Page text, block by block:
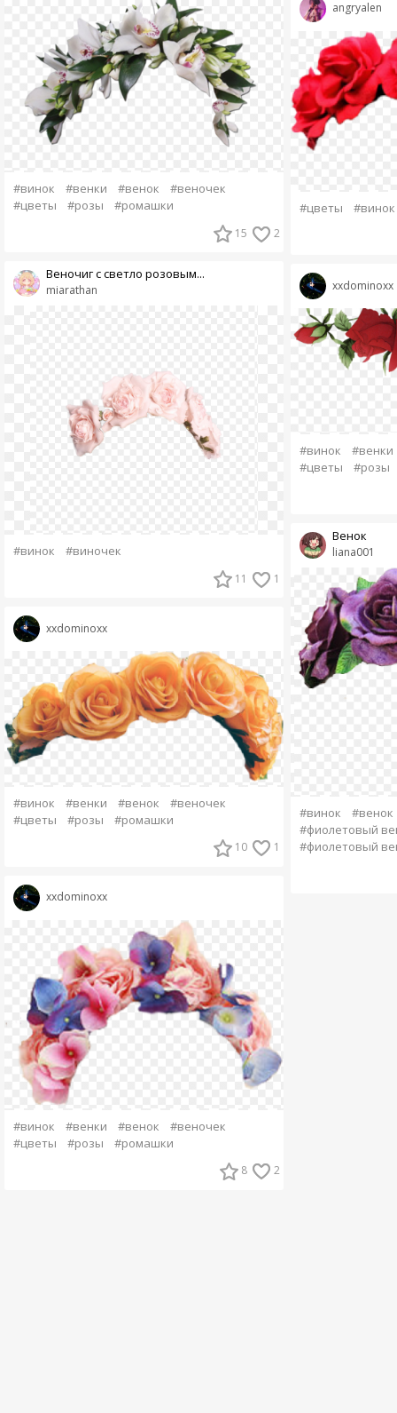
#винок #венки #венок
#веночек
#цветы
#розы #ромашки
15 2
miarathan
Веночиг с светло розовым...
#винок #виночек
11 1
xxdominoxx
#винок #венки #венок
#веночек
#цветы
#розы #ромашки
10 1
xxdominoxx
#винок #венки #венок
#веночек
#цветы
#розы #ромашки
8 2
angryalen
#цветы #винок
xxdominoxx
#винок
#венки
#цветы
#розы
liana001
Венок
#винок
#венок
#фиолетовый
#фиолетовый